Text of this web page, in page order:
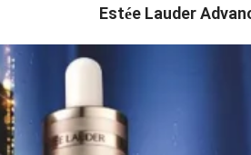
Estée Lauder